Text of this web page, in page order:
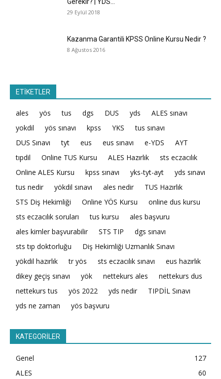
29 Eylül 2018
Kazanma Garantili KPSS Online Kursu Nedir ?
8 Ağustos 2016
ETİKETLER
ales yös tus dgs DUS yds
ALES sınavı
yokdil
yös sınavı kpss YKS
tus sınavı
DUS Sınavı
tyt eus eus sınavı e-YDS
AYT
tıpdil
Online TUS Kursu ALES Hazırlık
sts eczacılık
Online ALES Kursu
kpss sınavı yks-tyt-ayt
yds sınavı
tus nedir
yökdil sınavı ales nedir
TUS Hazırlık
STS Diş Hekimliği
Online YÖS Kursu
online dus kursu
sts eczacılık soruları
tus kursu
ales başvuru
ales kimler başvurabilir
STS TIP
dgs sınavı
sts tıp doktorluğu
Diş Hekimliği Uzmanlık Sınavı
yökdil hazırlık
tr yös sts eczacılık sınavı
eus hazırlık
dikey geçiş sınavı
yök nettekurs ales
nettekurs dus
nettekurs tus
yös 2022 yds nedir
TIPDİL Sınavı
yds ne zaman
yös başvuru
KATEGORİLER
Genel
127
ALES
60